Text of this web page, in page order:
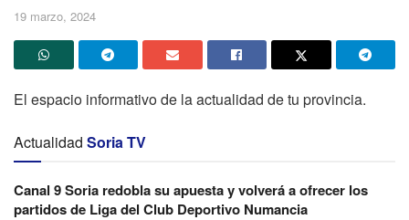
19 marzo, 2024
El espacio informativo de la actualidad de tu provincia.
Actualidad Soria TV
Canal 9 Soria redobla su apuesta y volverá a ofrecer los
partidos de Liga del Club Deportivo Numancia